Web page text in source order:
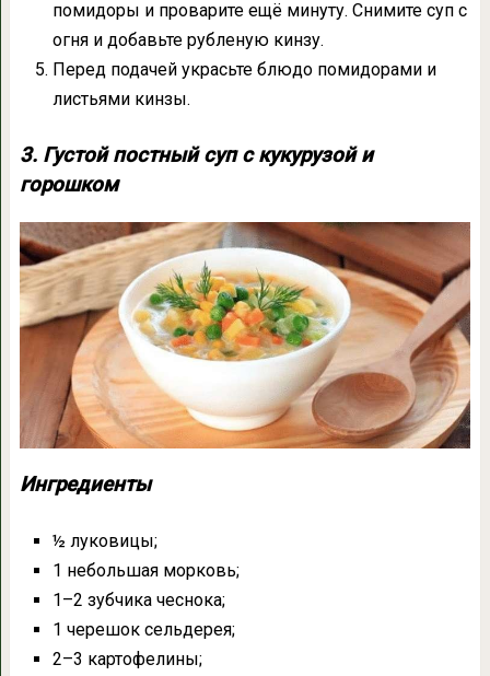
помидоры и проварите ещё минуту. Снимите суп с
огня и добавьте рубленую кинзу.
Перед подачей украсьте блюдо помидорами и
листьями кинзы.
3. Густой постный суп с кукурузой и
горошком
Ингредиенты
½ луковицы;
1 небольшая морковь;
1–2 зубчика чеснока;
1 черешок сельдерея;
2–3 картофелины;